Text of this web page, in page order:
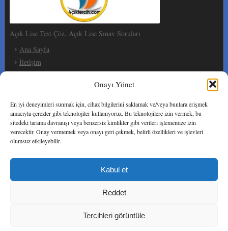
Onayı Yönet
En iyi deneyimleri sunmak için, cihaz bilgilerini saklamak ve/veya bunlara erişmek
amacıyla çerezler gibi teknolojiler kullanıyoruz. Bu teknolojilere izin vermek, bu
sitedeki tarama davranışı veya benzersiz kimlikler gibi verileri işlememize izin
verecektir. Onay vermemek veya onayı geri çekmek, belirli özellikleri ve işlevleri
olumsuz etkileyebilir.
Kabul et
Reddet
Tercihleri görüntüle
Açık Lise Test Çöz, Açık Lise Sınav Soruları
Ana Sayfa
İletişim
Giriş Yap / Üye Ol
Sosyal Ağlar
Sitemizde yayınlanan Açık Öğretim Liseleri Sınav sorularının
yayın izni telif ücreti ödenerek alınmıştır.